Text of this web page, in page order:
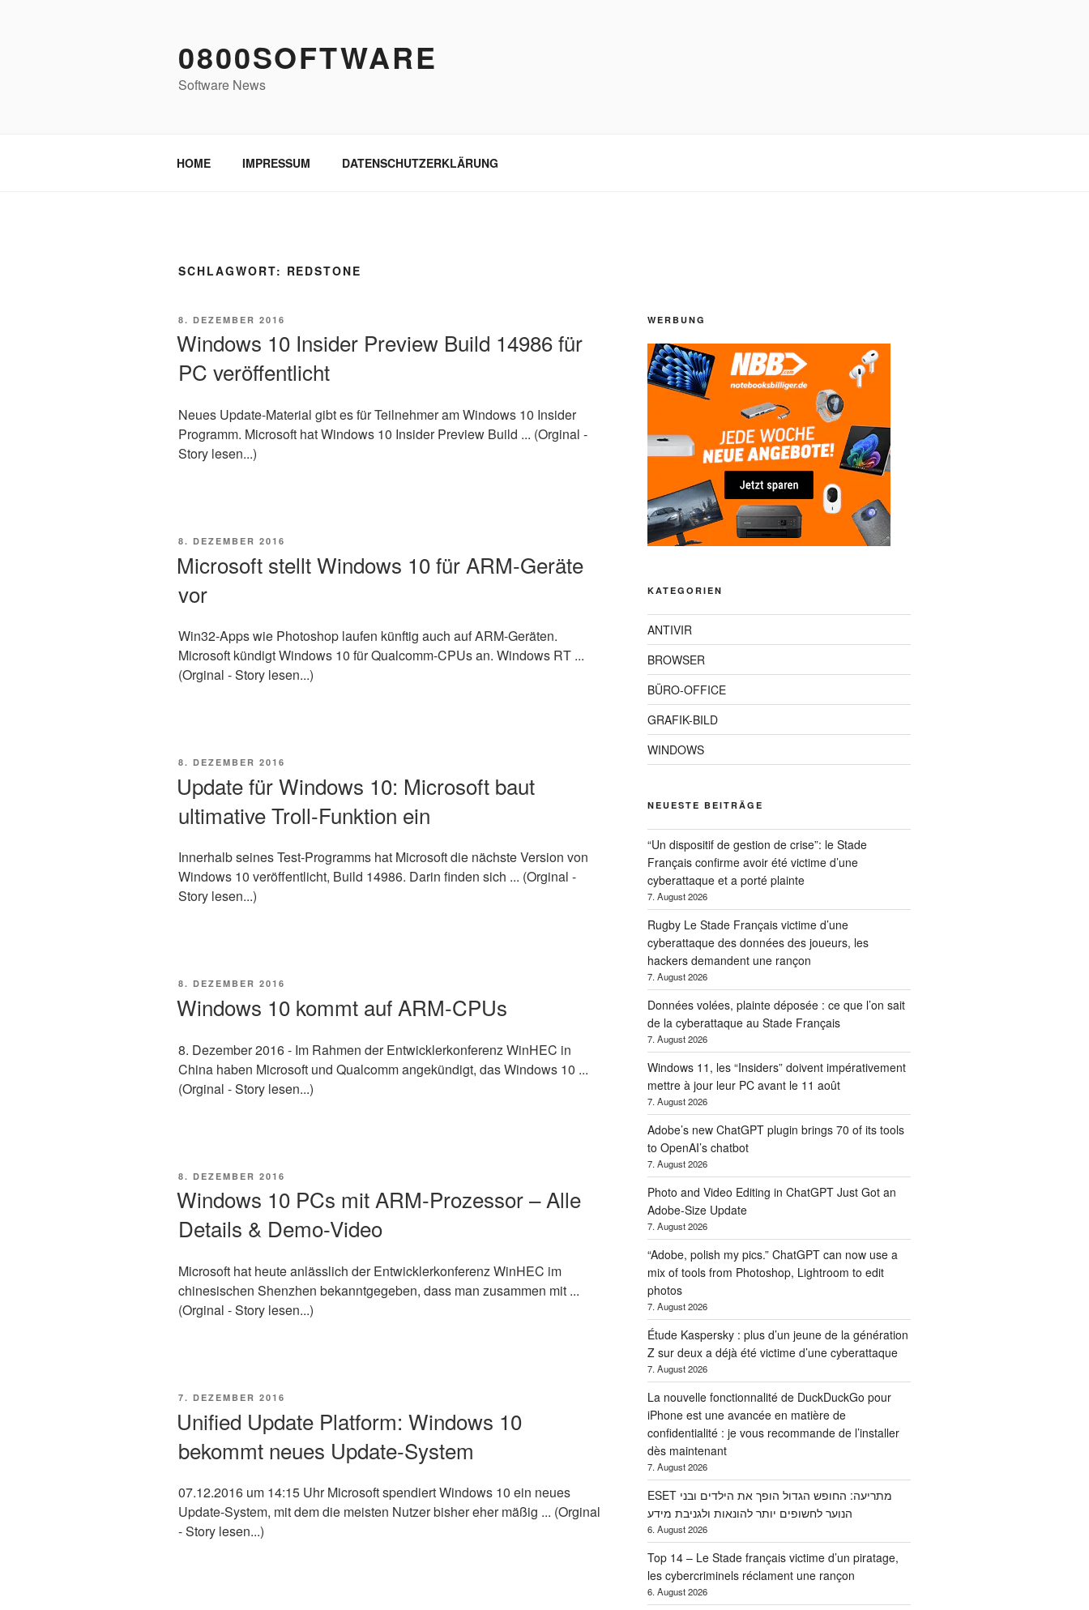
0800SOFTWARE
Software News
HOME IMPRESSUM DATENSCHUTZERKLÄRUNG
SCHLAGWORT: REDSTONE
VERÖFFENTLICHT
8. DEZEMBER 2016
Windows 10 Insider Preview Build 14986 für
PC veröffentlicht
Neues Update-Material gibt es für Teilnehmer am Windows 10 Insider
Programm. Microsoft hat Windows 10 Insider Preview Build ... (Orginal -
Story lesen...)
VERÖFFENTLICHT
8. DEZEMBER 2016
Microsoft stellt Windows 10 für ARM-Geräte
vor
Win32-Apps wie Photoshop laufen künftig auch auf ARM-Geräten.
Microsoft kündigt Windows 10 für Qualcomm-CPUs an. Windows RT ...
(Orginal - Story lesen...)
VERÖFFENTLICHT
8. DEZEMBER 2016
Update für Windows 10: Microsoft baut
ultimative Troll-Funktion ein
Innerhalb seines Test-Programms hat Microsoft die nächste Version von
Windows 10 veröffentlicht, Build 14986. Darin finden sich ... (Orginal -
Story lesen...)
VERÖFFENTLICHT
8. DEZEMBER 2016
Windows 10 kommt auf ARM-CPUs
8. Dezember 2016 - Im Rahmen der Entwicklerkonferenz WinHEC in
China haben Microsoft und Qualcomm angekündigt, das Windows 10 ...
(Orginal - Story lesen...)
VERÖFFENTLICHT
8. DEZEMBER 2016
Windows 10 PCs mit ARM-Prozessor – Alle
Details & Demo-Video
Microsoft hat heute anlässlich der Entwicklerkonferenz WinHEC im
chinesischen Shenzhen bekanntgegeben, dass man zusammen mit ...
(Orginal - Story lesen...)
VERÖFFENTLICHT
7. DEZEMBER 2016
Unified Update Platform: Windows 10
bekommt neues Update-System
07.12.2016 um 14:15 Uhr Microsoft spendiert Windows 10 ein neues
Update-System, mit dem die meisten Nutzer bisher eher mäßig ... (Orginal
- Story lesen...)
WERBUNG
KATEGORIEN
ANTIVIR
BROWSER
BÜRO-OFFICE
GRAFIK-BILD
WINDOWS
NEUESTE BEITRÄGE
“Un dispositif de gestion de crise”: le Stade
Français confirme avoir été victime d’une
cyberattaque et a porté plainte
7. August 2026
Rugby Le Stade Français victime d’une
cyberattaque des données des joueurs, les
hackers demandent une rançon
7. August 2026
Données volées, plainte déposée : ce que l’on sait
de la cyberattaque au Stade Français
7. August 2026
Windows 11, les “Insiders” doivent impérativement
mettre à jour leur PC avant le 11 août
7. August 2026
Adobe’s new ChatGPT plugin brings 70 of its tools
to OpenAI’s chatbot
7. August 2026
Photo and Video Editing in ChatGPT Just Got an
Adobe-Size Update
7. August 2026
“Adobe, polish my pics.” ChatGPT can now use a
mix of tools from Photoshop, Lightroom to edit
photos
7. August 2026
Étude Kaspersky : plus d’un jeune de la génération
Z sur deux a déjà été victime d’une cyberattaque
7. August 2026
La nouvelle fonctionnalité de DuckDuckGo pour
iPhone est une avancée en matière de
confidentialité : je vous recommande de l’installer
dès maintenant
7. August 2026
ESET מתריעה: החופש הגדול הופך את הילדים ובני
הנוער לחשופים יותר להונאות ולגניבת מידע
6. August 2026
Top 14 – Le Stade français victime d’un piratage,
les cybercriminels réclament une rançon
6. August 2026